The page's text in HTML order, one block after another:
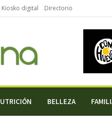
Kiosko digital Directorio
BELLEZA